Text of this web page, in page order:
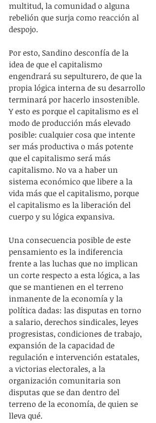
multitud, la comunidad o alguna
rebelión que surja como reacción al
despojo.
Por esto, Sandino desconfía de la
idea de que el capitalismo
engendrará su sepulturero, de que la
propia lógica interna de su desarrollo
terminará por hacerlo insostenible.
Y esto es porque el capitalismo es el
modo de producción más elevado
posible: cualquier cosa que intente
ser más productiva o más potente
que el capitalismo será más
capitalismo. No va a haber un
sistema económico que libere a la
vida más que el capitalismo, porque
el capitalismo es la liberación del
cuerpo y su lógica expansiva.
Una consecuencia posible de este
pensamiento es la indiferencia
frente a las luchas que no implican
un corte respecto a esta lógica, a las
que se mantienen en el terreno
inmanente de la economía y la
política dadas: las disputas en torno
a salario, derechos sindicales, leyes
progresistas, condiciones de trabajo,
expansión de la capacidad de
regulación e intervención estatales,
a victorias electorales, a la
organización comunitaria son
disputas que se dan dentro del
terreno de la economía, de quien se
lleva qué.